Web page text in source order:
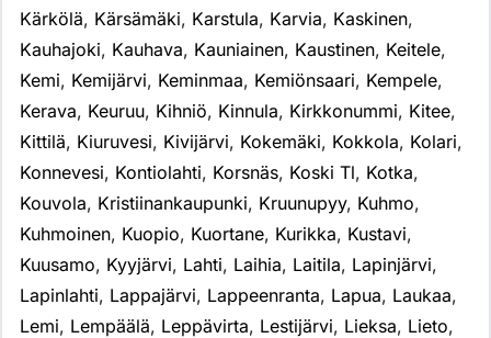
Kärkölä, Kärsämäki, Karstula, Karvia, Kaskinen,
Kauhajoki, Kauhava, Kauniainen, Kaustinen, Keitele,
Kemi, Kemijärvi, Keminmaa, Kemiönsaari, Kempele,
Kerava, Keuruu, Kihniö, Kinnula, Kirkkonummi, Kitee,
Kittilä, Kiuruvesi, Kivijärvi, Kokemäki, Kokkola, Kolari,
Konnevesi, Kontiolahti, Korsnäs, Koski Tl, Kotka,
Kouvola, Kristiinankaupunki, Kruunupyy, Kuhmo,
Kuhmoinen, Kuopio, Kuortane, Kurikka, Kustavi,
Kuusamo, Kyyjärvi, Lahti, Laihia, Laitila, Lapinjärvi,
Lapinlahti, Lappajärvi, Lappeenranta, Lapua, Laukaa,
Lemi, Lempäälä, Leppävirta, Lestijärvi, Lieksa, Lieto,